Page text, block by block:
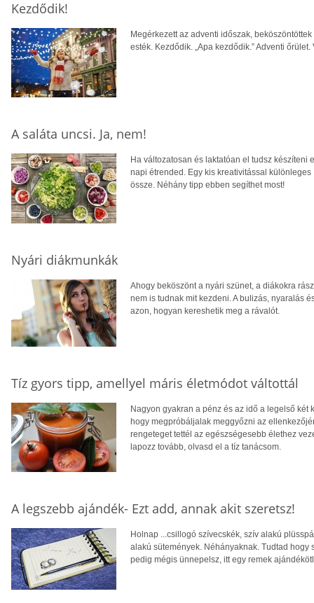
Kezdődik!
Megérkezett az adventi időszak,
esték. Kezdődik. „Apa kezdődik.” Adventi őrület.
A saláta uncsi. Ja, nem!
Ha változatosan és laktatóan el tudsz készíteni
napi étrended. Egy kis kreativitással
össze. Néhány tipp ebben segíthet most!
Nyári diákmunkák
Ahogy beköszönt a nyári szünet, a diákokra
nem is tudnak mit kezdeni. A bulizás, nyaralás
azon, hogyan kereshetik meg a rávalót.
Tíz gyors tipp, amellyel máris életmódot váltottál
Nagyon gyakran a pénz és az idő a legelső
hogy megpróbáljalak meggyőzni az
rengeteget tettél az egészségesebb élethez
lapozz tovább, olvasd el a tíz tanácsom.
A legszebb ajándék- Ezt add, annak akit szeretsz!
Holnap ...csillogó szívecskék, szív alakú
alakú sütemények. Néhányaknak. Tudtad
pedig mégis ünnepelsz, itt egy remek